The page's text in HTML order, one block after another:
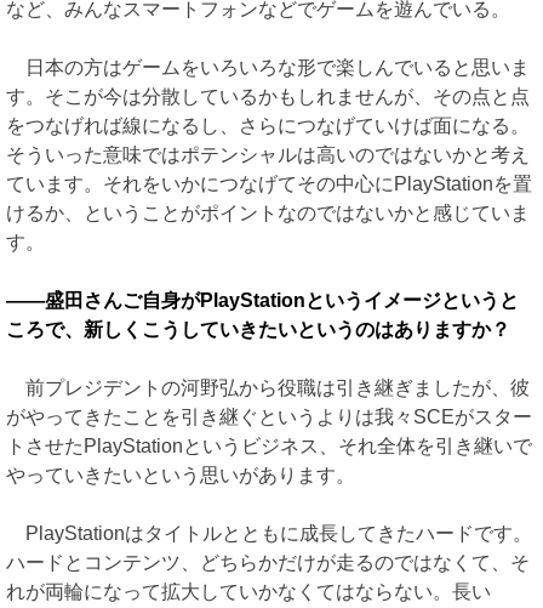
など、みんなスマートフォンなどでゲームを遊んでいる。
日本の方はゲームをいろいろな形で楽しんでいると思いま
す。そこが今は分散しているかもしれませんが、その点と点
をつなげれば線になるし、さらにつなげていけば面になる。
そういった意味ではポテンシャルは高いのではないかと考え
ています。それをいかにつなげてその中心にPlayStationを置
けるか、ということがポイントなのではないかと感じていま
す。
――盛田さんご自身がPlayStationというイメージというと
ころで、新しくこうしていきたいというのはありますか？
前プレジデントの河野弘から役職は引き継ぎましたが、彼
がやってきたことを引き継ぐというよりは我々SCEがスター
トさせたPlayStationというビジネス、それ全体を引き継いで
やっていきたいという思いがあります。
PlayStationはタイトルとともに成長してきたハードです。
ハードとコンテンツ、どちらかだけが走るのではなくて、そ
れが両輪になって拡大していかなくてはならない。長い